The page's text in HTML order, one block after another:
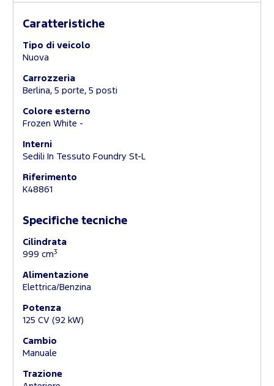
Caratteristiche
Tipo di veicolo
Nuova
Carrozzeria
Berlina, 5 porte, 5 posti
Colore esterno
Frozen White -
Interni
Sedili In Tessuto Foundry St-L
Riferimento
K48861
Specifiche tecniche
Cilindrata
999 cm3
Alimentazione
Elettrica/Benzina
Potenza
125 CV (92 kW)
Cambio
Manuale
Trazione